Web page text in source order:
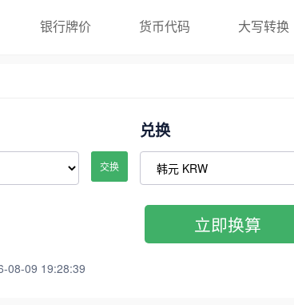
银行牌价 货币代码 大写转换
交换
兑换
08-09 19:28:39
立即换算